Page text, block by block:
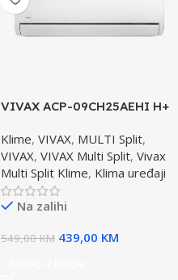
VIVAX ACP-09CH25AEHI H+
Klime, VIVAX, MULTI Split,
VIVAX, VIVAX Multi Split, Vivax
Multi Split Klime, Klima uređaji
Na zalihi
549,00KM 439,00 KM